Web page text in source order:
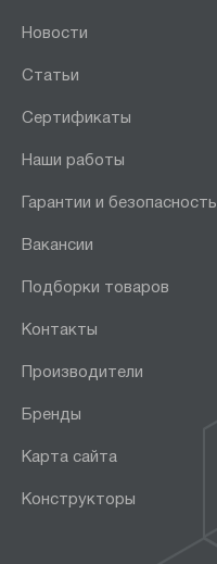
Новости
Статьи
Сертификаты
Наши работы
Гарантии и безопасность
Вакансии
Подборки товаров
Контакты
Производители
Бренды
Карта сайта
Конструкторы